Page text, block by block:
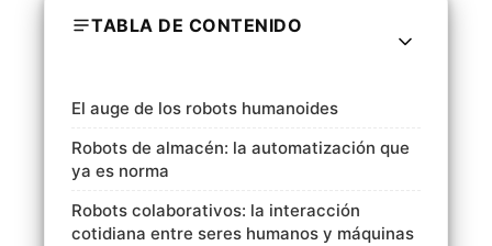
TABLA DE CONTENIDO
El auge de los robots humanoides
Robots de almacén: la automatización que
ya es norma
Robots colaborativos: la interacción
cotidiana entre seres humanos y máquinas